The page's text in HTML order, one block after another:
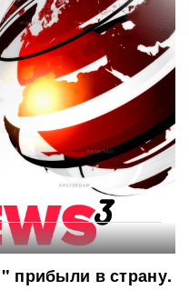
прибыли в страну.